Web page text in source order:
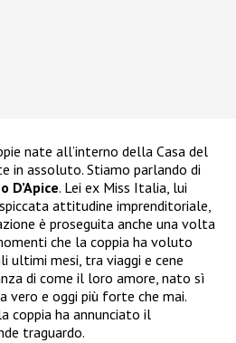
nate all’interno della Casa del
in assoluto. Stiamo parlando di
D’Apice. Lei ex Miss Italia, lui
attitudine imprenditoriale,
è proseguita anche una volta
che la coppia ha voluto
ultimi mesi, tra viaggi e cene
di come il loro amore, nato sì
vero e oggi più forte che mai.
coppia ha annunciato il
traguardo.